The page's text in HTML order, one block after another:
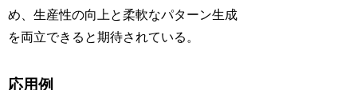
め、生産性の向上と柔軟なパターン生成
を両立できると期待されている。
応用例